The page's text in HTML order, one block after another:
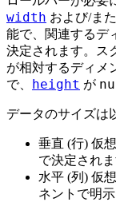
width および/ま
能で、関連するデ
決定されます。ス
が相対するディメ
で、 height が
データのサイズは
垂直 (行) 仮
で決定され
水平 (列) 仮
ネントで明